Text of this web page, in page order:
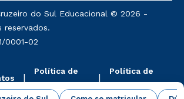
referentes aos cursos: Ensino
para a Docência e Metodologia
Questões Atuais.
do Sul Educacional © 2026 -
reservados.
0001-02
Política de
Privacidade
Política de
Cookies